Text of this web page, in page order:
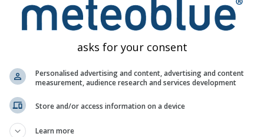
fin definit ca PM2.5, reprezentând particule fine cu
al poluării cu particule asupra sănătății publice provine
specific vârstei, în special din cauze cardiovasculare.
mai mici de 62 μm provenite din deșerturi. Adesea,
ridicate de PM10 și PM2.5 și la toate efectele asupra
asks for your consent
Personalised advertising and content, advertising and content
measurement, audience research and services development
Store and/or access information on a device
Learn more